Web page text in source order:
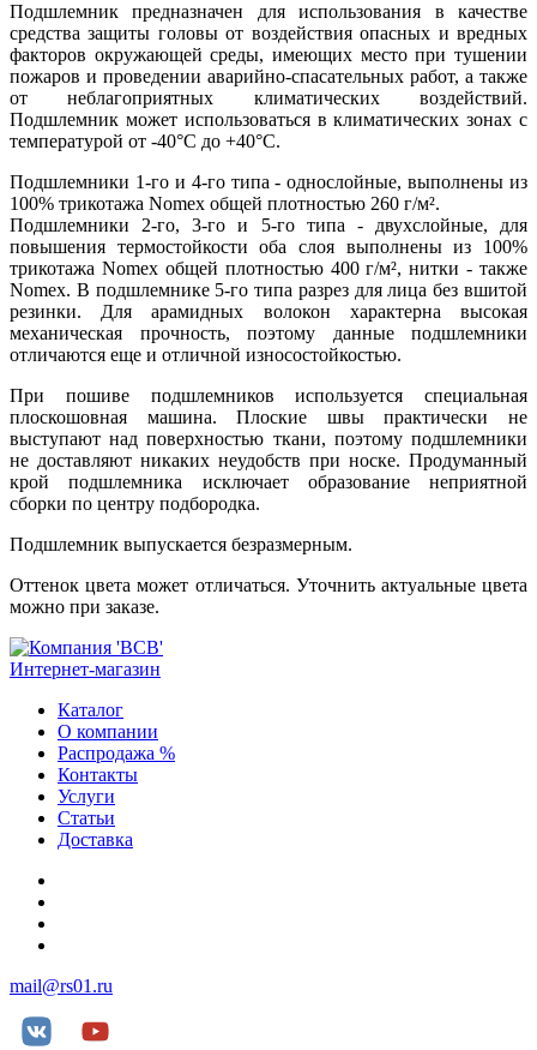
Подшлемник предназначен для использования в качестве
средства защиты головы от воздействия опасных и вредных
факторов окружающей среды, имеющих место при тушении
пожаров и проведении аварийно-спасательных работ, а также
от неблагоприятных климатических воздействий.
Подшлемник может использоваться в климатических зонах с
температурой от -40°С до +40°С.
Подшлемники 1-го и 4-го типа - однослойные, выполнены из
100% трикотажа Nomex общей плотностью 260 г/м².
Подшлемники 2-го, 3-го и 5-го типа - двухслойные, для
повышения термостойкости оба слоя выполнены из 100%
трикотажа Nomex общей плотностью 400 г/м², нитки - также
Nomex. В подшлемнике 5-го типа разрез для лица без вшитой
резинки. Для арамидных волокон характерна высокая
механическая прочность, поэтому данные подшлемники
отличаются еще и отличной износостойкостью.
При пошиве подшлемников используется специальная
плоскошовная машина. Плоские швы практически не
выступают над поверхностью ткани, поэтому подшлемники
не доставляют никаких неудобств при носке. Продуманный
крой подшлемника исключает образование неприятной
сборки по центру подбородка.
Подшлемник выпускается безразмерным.
Оттенок цвета может отличаться. Уточнить актуальные цвета
можно при заказе.
Интернет-магазин
Каталог
О компании
Распродажа %
Контакты
Услуги
Статьи
Доставка
mail@rs01.ru